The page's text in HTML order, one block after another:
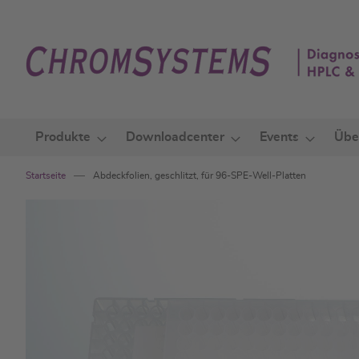
springen
Produkte Downloadcenter Events
Startseite Abdeckfolien, geschlitzt, für 96-SPE-Well-Platten